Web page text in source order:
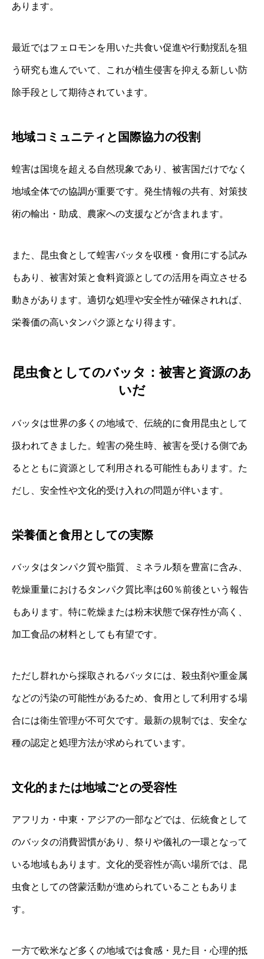
あります。
最近ではフェロモンを用いた共食い促進や行動撹乱を狙
う研究も進んでいて、これが植生侵害を抑える新しい防
除手段として期待されています。
地域コミュニティと国際協力の役割
蝗害は国境を超える自然現象であり、被害国だけでなく
地域全体での協調が重要です。発生情報の共有、対策技
術の輸出・助成、農家への支援などが含まれます。
また、昆虫食として蝗害バッタを収穫・食用にする試み
もあり、被害対策と食料資源としての活用を両立させる
動きがあります。適切な処理や安全性が確保されれば、
栄養価の高いタンパク源となり得ます。
昆虫食としてのバッタ：被害と資源のあ
いだ
バッタは世界の多くの地域で、伝統的に食用昆虫として
扱われてきました。蝗害の発生時、被害を受ける側であ
るとともに資源として利用される可能性もあります。た
だし、安全性や文化的受け入れの問題が伴います。
栄養価と食用としての実際
バッタはタンパク質や脂質、ミネラル類を豊富に含み、
乾燥重量におけるタンパク質比率は60％前後という報告
もあります。特に乾燥または粉末状態で保存性が高く、
加工食品の材料としても有望です。
ただし群れから採取されるバッタには、殺虫剤や重金属
などの汚染の可能性があるため、食用として利用する場
合には衛生管理が不可欠です。最新の規制では、安全な
種の認定と処理方法が求められています。
文化的または地域ごとの受容性
アフリカ・中東・アジアの一部などでは、伝統食として
のバッタの消費習慣があり、祭りや儀礼の一環となって
いる地域もあります。文化的受容性が高い場所では、昆
虫食としての啓蒙活動が進められていることもありま
す。
一方で欧米など多くの地域では食感・見た目・心理的抵